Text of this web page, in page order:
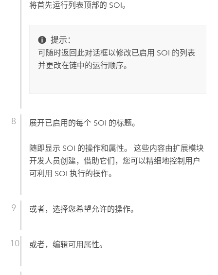
将首先运行列表顶部的 SOI。
提示：
可随时返回此对话框以修改已启用 SOI 的列表
并更改在链中的运行顺序。
展开已启用的每个 SOI 的标题。
随即显示 SOI 的操作和属性。 这些内容由扩展模块
开发人员创建，借助它们，您可以精细地控制用户
可利用 SOI 执行的操作。
或者，选择您希望允许的操作。
或者，编辑可用属性。